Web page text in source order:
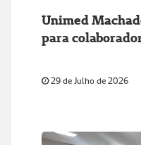
Unimed
para
29 de Julho de 2026